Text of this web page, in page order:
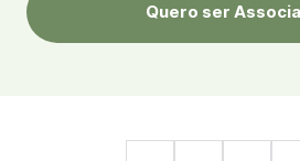
Quero ser